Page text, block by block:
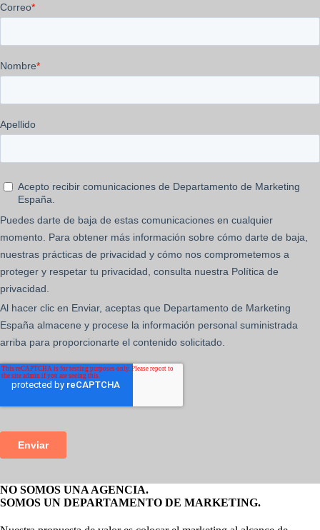
NO SOMOS UNA AGENCIA.
SOMOS UN DEPARTAMENTO DE MARKETING.